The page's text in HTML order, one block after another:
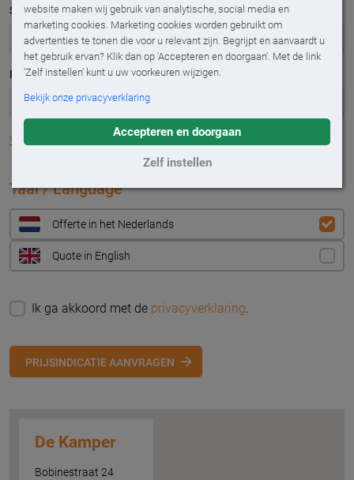
website maken wij gebruik van analytische, social media en
marketing cookies. Marketing cookies worden gebruikt om
advertenties te tonen die voor u relevant zijn. Begrijpt en aanvaardt u
het gebruik ervan? Klik dan op 'Accepteren en doorgaan'. Met de link
'Zelf instellen' kunt u uw voorkeuren wijzigen.
Bekijk onze privacyverklaring
Accepteren en doorgaan
Zelf instellen
Straatnaam*
Plaats *
Vul adres handmatig in
Taal / Language
Offerte in het Nederlands
Quote in English
Ik ga akkoord met de privacyverklaring.
PRIJSINDICATIE AANVRAGEN
De Kamper
Bobinestraat 24